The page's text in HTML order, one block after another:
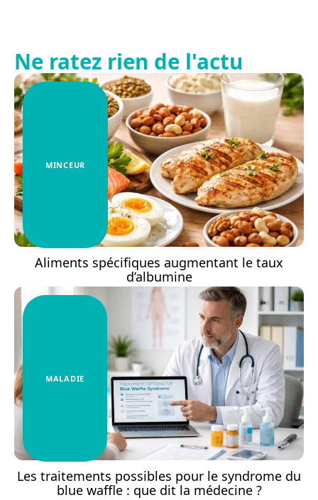
Ne ratez rien de l'actu
MINCEUR
Aliments spécifiques augmentant le taux
d’albumine
MALADIE
Les traitements possibles pour le syndrome du
blue waffle : que dit la médecine ?